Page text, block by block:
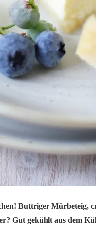
Buttriger Mürbeteig,
Gut gekühlt aus dem